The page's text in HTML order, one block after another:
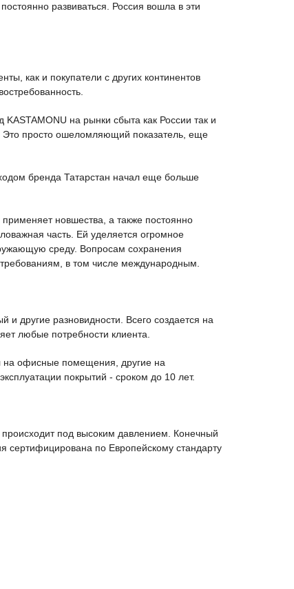
развиваться. Россия вошла в эти
как и покупатели с других континентов
на рынки сбыта как России так и
Это просто ошеломляющий показатель, еще
бренда Татарстан начал еще больше
новшества, а также постоянно
часть. Ей уделяется огромное
среду. Вопросам сохранения
в том числе международным.
другие разновидности. Всего создается на
любые потребности клиента.
на офисные помещения, другие на
покрытий - сроком до 10 лет.
под высоким давлением. Конечный
сертифицирована по Европейскому стандарту